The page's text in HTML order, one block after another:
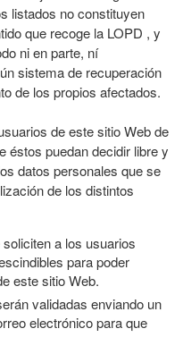
listados no constituyen
que recoge la LOPD , y
ni en parte, ní
sistema de recuperación
de los propios afectados.
de este sitio Web de
éstos puedan decidir libre y
datos personales que se
de los distintos
a los usuarios
para poder
este sitio Web.
validadas enviando un
electrónico para que